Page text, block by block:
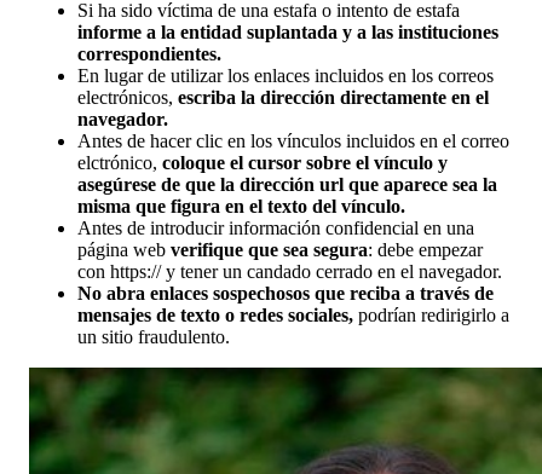
Si ha sido víctima de una estafa o intento de estafa
informe a la entidad suplantada y a las instituciones
correspondientes.
En lugar de utilizar los enlaces incluidos en los correos
electrónicos, escriba la dirección directamente en el
navegador.
Antes de hacer clic en los vínculos incluidos en el correo
elctrónico, coloque el cursor sobre el vínculo y
asegúrese de que la dirección url que aparece sea la
misma que figura en el texto del vínculo.
Antes de introducir información confidencial en una
página web verifique que sea segura: debe empezar
con https:// y tener un candado cerrado en el navegador.
No abra enlaces sospechosos que reciba a través de
mensajes de texto o redes sociales, podrían redirigirlo a
un sitio fraudulento.